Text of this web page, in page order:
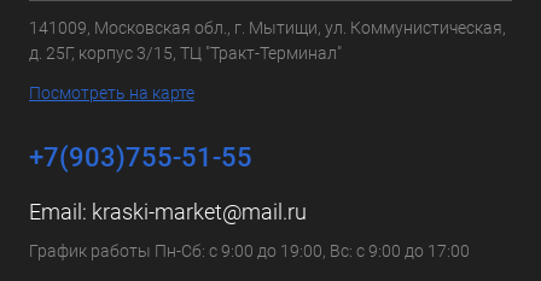
141009, Московская обл., г. Мытищи, ул. Коммунистическая,
д. 25Г, корпус 3/15, ТЦ "Тракт-Терминал"
Посмотреть на карте
+7(903)755-51-55
Email: kraski-market@mail.ru
График работы Пн-Сб: с 9:00 до 19:00, Вс: с 9:00 до 17:00